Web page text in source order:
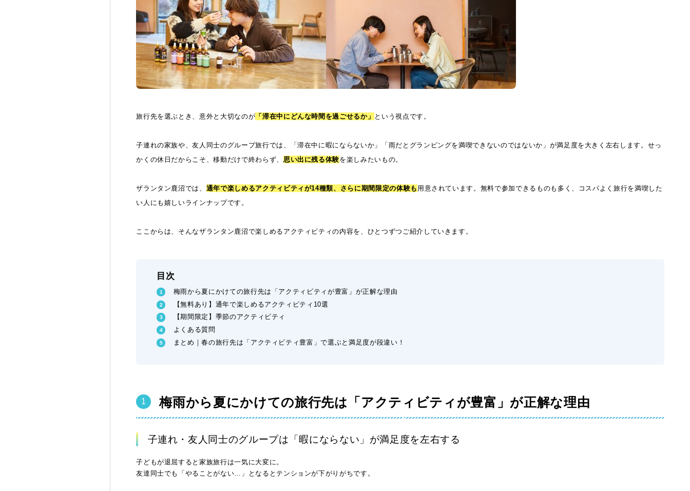
旅行先を選ぶとき、意外と大切なのが 「滞在中にどんな時間を過ごせるか」 という視点です。
子連れの家族や、友人同士のグループ旅行では、「滞在中に暇にならないか」「雨だとグランピングを満喫できないのではないか」が満足度を大きく左右します。せっ
かくの休日だからこそ、移動だけで終わらず、 思い出に残る体験を楽しみたいもの。
ザランタン鹿沼では、 通年で楽しめるアクティビティが14種類、さらに期間限定の体験も 用意されています。無料で参加できるものも多く、コスパよく旅行を満喫した
い人にも嬉しいラインナップです。
ここからは、そんなザランタン鹿沼で楽しめるアクティビティの内容を、ひとつずつご紹介していきます。
目次
梅雨から夏にかけての旅行先は「アクティビティが豊富」が正解な理由
【無料あり】通年で楽しめるアクティビティ10選
【期間限定】季節のアクティビティ
よくある質問
まとめ｜春の旅行先は「アクティビティ豊富」で選ぶと満足度が段違い！
梅雨から夏にかけての旅行先は「アクティビティが豊富」が正解な理由
子連れ・友人同士のグループは「暇にならない」が満足度を左右する
子どもが退屈すると家族旅行は一気に大変に。
友達同士でも「やることがない…」となるとテンションが下がりがちです。